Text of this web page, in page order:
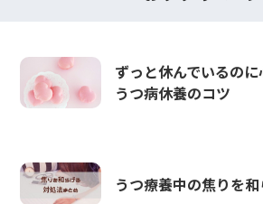
ずっと休んでいるの
うつ病休養のコツ
うつ療養中の焦りを